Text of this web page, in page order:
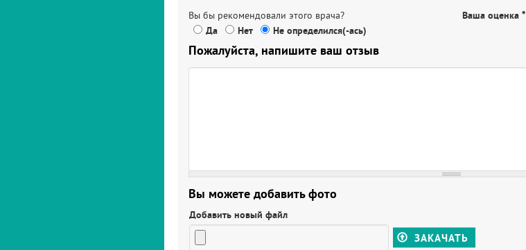
Вы бы рекомендовали этого врача?
Да
Нет Не определился(-ась)
Ваша оценка*
Пожалуйста, напишите ваш отзыв
Вы можете добавить фото
Добавить новый файл
ЗАКАЧАТЬ